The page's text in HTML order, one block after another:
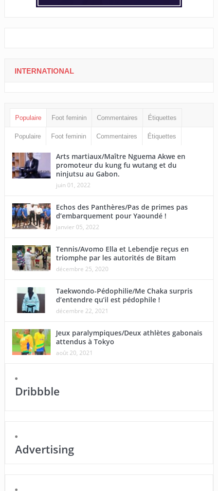
INTERNATIONAL
Populaire Foot feminin Commentaires Étiquettes
Populaire Foot feminin Commentaires Étiquettes
Arts martiaux/Maître Nguema Akwe en
promoteur du kung fu wutang et du
ninjutsu au Gabon.
juin 01, 2022
Echos des Panthères/Pas de primes pas
d’embarquement pour Yaoundé !
janvier 05, 2022
Tennis/Avomo Ella et Lebendje reçus en
triomphe par les autorités de Bitam
décembre 25, 2020
Taekwondo-Pédophilie/Me Chaka surpris
d’entendre qu’il est pédophile !
décembre 22, 2021
Jeux paralympiques/Deux athlètes gabonais
attendus à Tokyo
août 20, 2021
Dribbble
Advertising